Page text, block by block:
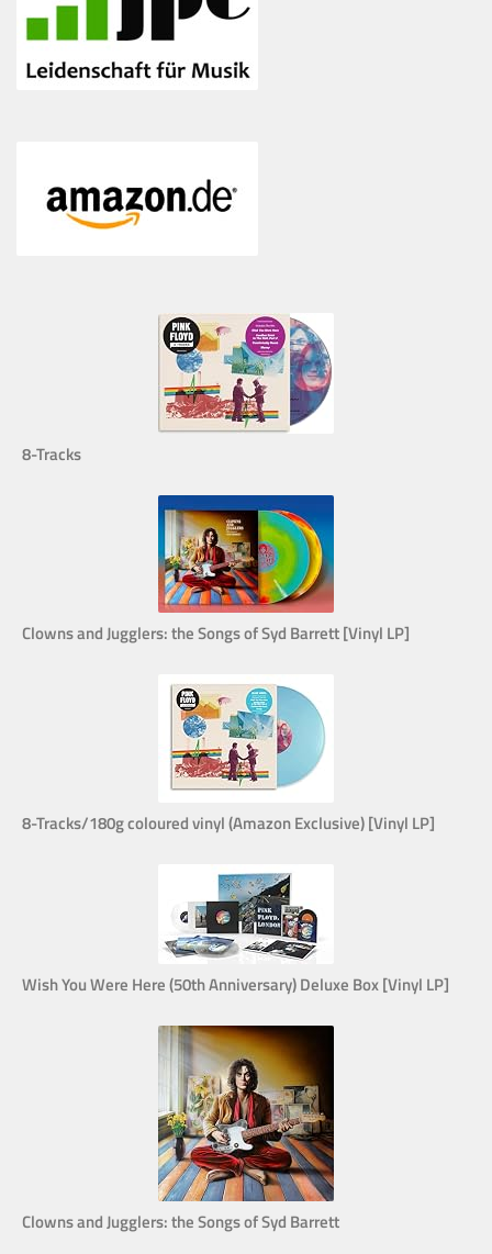
8-Tracks
Clowns and Jugglers: the Songs of Syd Barrett [Vinyl LP]
8-Tracks/180g coloured vinyl (Amazon Exclusive) [Vinyl LP]
Wish You Were Here (50th Anniversary) Deluxe Box [Vinyl LP]
Clowns and Jugglers: the Songs of Syd Barrett